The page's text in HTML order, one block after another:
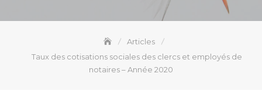
Articles
Taux des cotisations sociales des clercs et employés de
notaires – Année 2020